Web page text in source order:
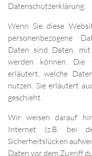
Datenschutzerklärung.
Wenn Sie diese
personenbezogene
Daten sind Daten,
werden können. Die
erläutert, welche
nutzen. Sie erläutert
geschieht.
Wir weisen darauf
Internet (z.B. bei
Sicherheitslücken
Daten vor dem Zugriff